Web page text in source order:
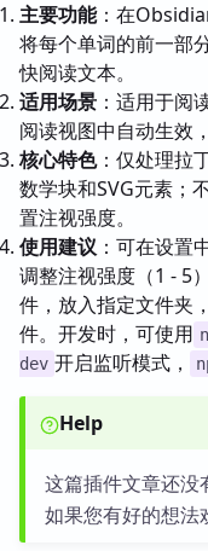
主要功能：在
将每个单词的前一部
快阅读文本。
适用场景 ：适用于阅
阅读视图中自动生效
核心特色：仅处理拉
数学块和SVG元素；
置注视强度。
使用建议 ：可在设置
调整注视强度（1 - 5
件，放入指定文件夹
件。开发时，可使用
dev 开启监听模式，
Help
这篇插件文章还没
如果您有好的想法